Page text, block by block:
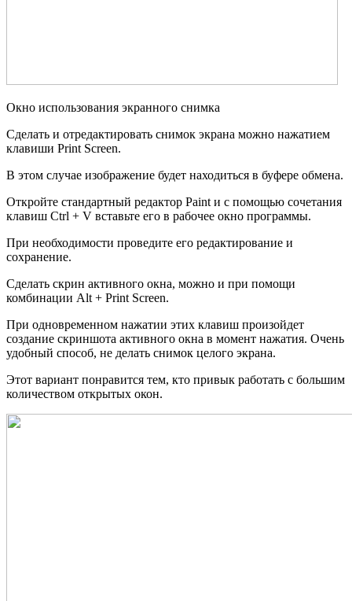
Окно использования экранного снимка
Сделать и отредактировать снимок экрана можно нажатием
клавиши Print Screen.
В этом случае изображение будет находиться в буфере обмена.
Откройте стандартный редактор Paint и с помощью сочетания
клавиш Ctrl + V вставьте его в рабочее окно программы.
При необходимости проведите его редактирование и
сохранение.
Сделать скрин активного окна, можно и при помощи
комбинации Alt + Print Screen.
При одновременном нажатии этих клавиш произойдет
создание скриншота активного окна в момент нажатия. Очень
удобный способ, не делать снимок целого экрана.
Этот вариант понравится тем, кто привык работать с большим
количеством открытых окон.